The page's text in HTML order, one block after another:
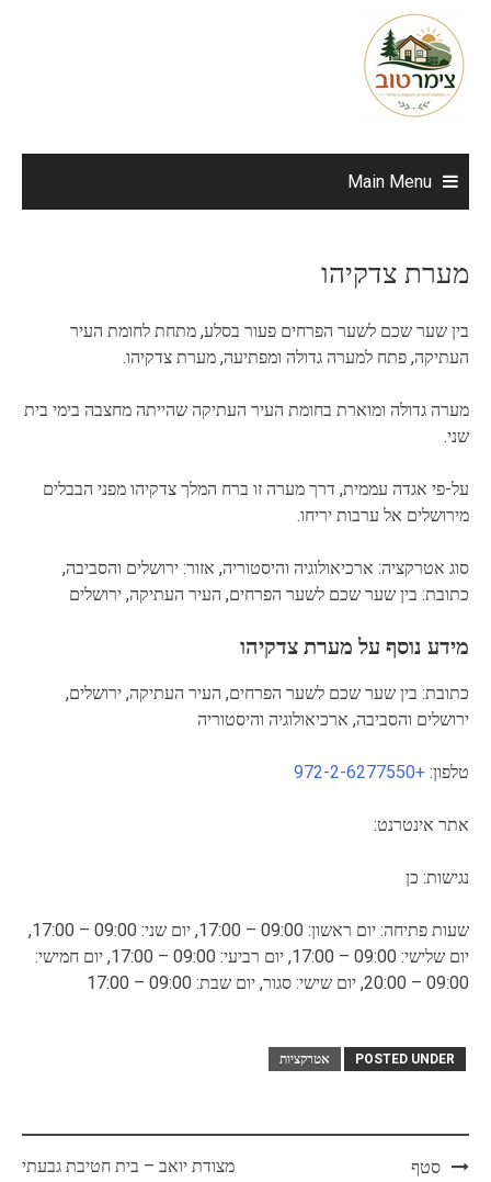
content
Main Menu
מערת צדקיהו
בין שער שכם לשער הפרחים פעור בסלע, מתחת לחומת העיר
העתיקה, פתח למערה גדולה ומפתיעה, מערת צדקיהו.
מערה גדולה ומוארת בחומת העיר העתיקה שהייתה מחצבה בימי בית
שני.
על-פי אגדה עממית, דרך מערה זו ברח המלך צדקיהו מפני הבבלים
מירושלים אל ערבות יריחו.
סוג אטרקציה: ארכיאולוגיה והיסטוריה, אזור: ירושלים והסביבה,
כתובת: בין שער שכם לשער הפרחים, העיר העתיקה, ירושלים
מידע נוסף על מערת צדקיהו
כתובת: בין שער שכם לשער הפרחים, העיר העתיקה, ירושלים,
ירושלים והסביבה, ארכיאולוגיה והיסטוריה
טלפון: +972-2-6277550
אתר אינטרנט:
נגישות: כן
שעות פתיחה: יום ראשון: 09:00 – 17:00, יום שני: 09:00 – 17:00,
יום שלישי: 09:00 – 17:00, יום רביעי: 09:00 – 17:00, יום חמישי:
09:00 – 20:00, יום שישי: סגור, יום שבת: 09:00 – 17:00
POSTED UNDER אטרקציות
Post
סטף מצודת יואב – בית חטיבת גבעתי